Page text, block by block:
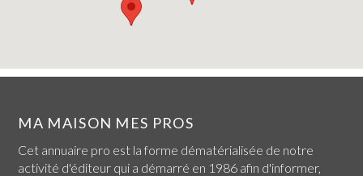
MA MAISON MES PROS
Cet annuaire pro est la forme dématérialisée de notre
activité d'éditeur qui a démarré en 1986 afin d'informer,